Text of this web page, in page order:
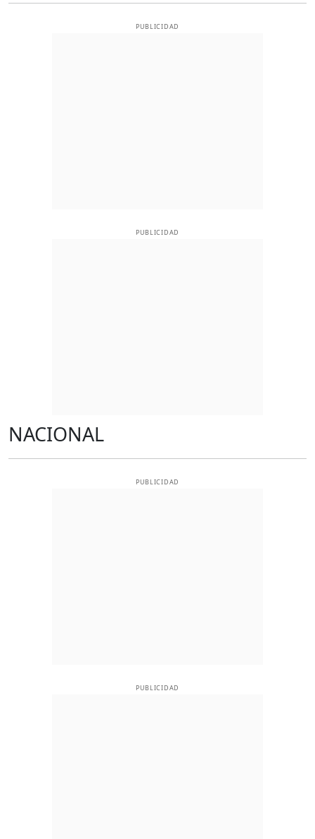
PUBLICIDAD
PUBLICIDAD
NACIONAL
PUBLICIDAD
PUBLICIDAD